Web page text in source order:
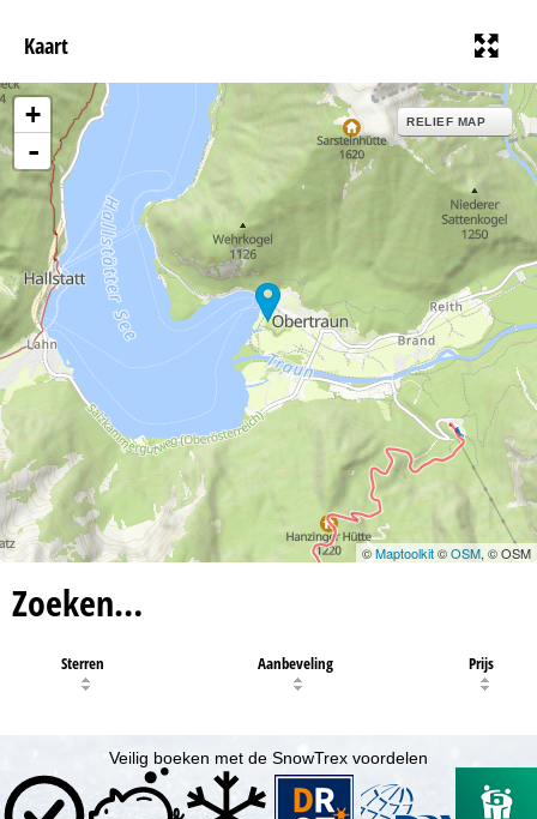
Kaart
+
-
RELIEF MAP
©Maptoolkit©OSM, © OSM
Zoeken…
Sterren Aanbeveling Prijs
Veilig boeken met de SnowTrex voordelen